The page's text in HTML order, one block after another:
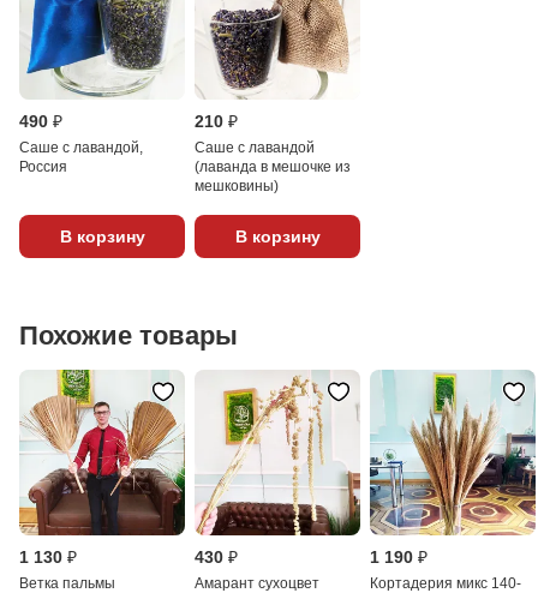
490 ₽
Саше с лавандой,
Россия
В корзину
210 ₽
Саше с лавандой
(лаванда в мешочке из
мешковины)
В корзину
Похожие товары
1 130 ₽
Ветка пальмы
430 ₽
Амарант сухоцвет
1 190 ₽
Кортадерия микс 140-